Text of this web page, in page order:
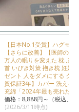
【日本No.1受賞】ハグモッ
【さらに改善】【医師の
万人の眠りを変えた 枕 ふ
首 いびき対策 抱き枕 妊婦
ゼント 人をダメにする ク
質保証3年】カバー 洗える
充綿「2024年最も売れた枕
価格：8,888円～（税込、
(2026/3/11時点)